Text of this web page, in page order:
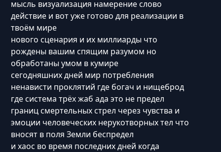
мысль визуализация намерение слово
действие и вот уже готово для реализации в
твоём мире
нового сценария и их миллиарды что
рождены вашим спящим разумом но
обработаны умом в кумире
сегодняшних дней мир потребления
ненависти проклятий где богач и нищеброд
где система трёх жаб ада это не предел
границ смертельных стрел через чувства и
эмоции человеческих нерукотворных тел что
вносят в поля Земли беспредел
и хаос во время последних дней когда